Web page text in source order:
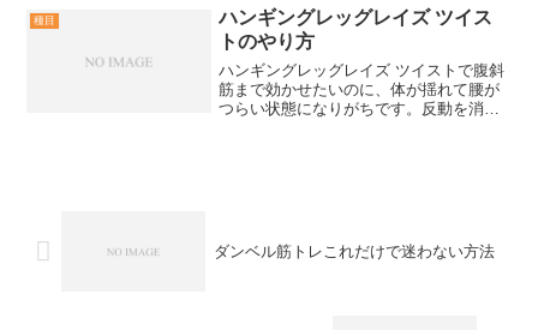
レる失敗を防ぐ結論として、ハックスク
ワットは足の位置で股関...
種目
ハンギングレッグレイズ ツイス
トのやり方
ハンギングレッグレイズ ツイストで腹斜
筋まで効かせたいのに、体が揺れて腰が
つらい状態になりがちです。反動を消し
ダンベル筋トレこれだけで迷わない方法